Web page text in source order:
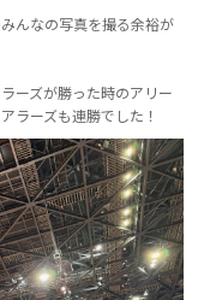
んなの写真を撮る余裕が
ーズが勝った時のアリー
ラーズも連勝でした！